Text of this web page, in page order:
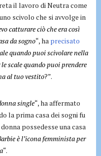
il lavoro di Neutra come
scivolo che si avvolge in
catturare ciò che era così
da sogno“, ha precisato
quando puoi scivolare nella
scale quando puoi prendere
al tuo vestito?”.
single“, ha affermato
la prima casa dei sogni fu
possedesse una casa
è l’icona femminista per
“.